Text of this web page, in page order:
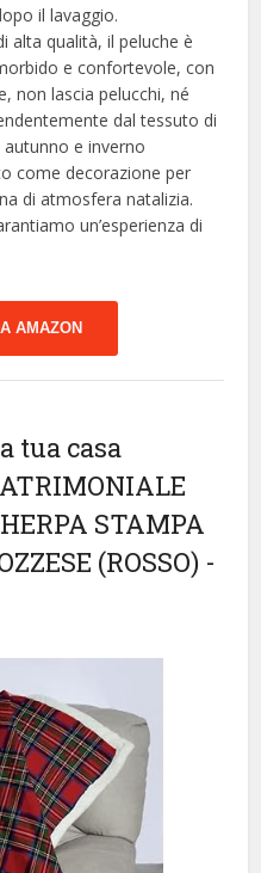
il lavaggio.
alta qualità, il peluche è
e confortevole, con
non lascia pelucchi, né
dal tessuto di
e inverno
come decorazione per
di atmosfera natalizia.
un’esperienza di
AMAZON
tua casa
STAMPA
(ROSSO) -